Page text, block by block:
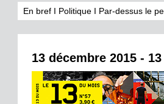
En bref I Politique I Par-dessus le
13 décembre 2015 -